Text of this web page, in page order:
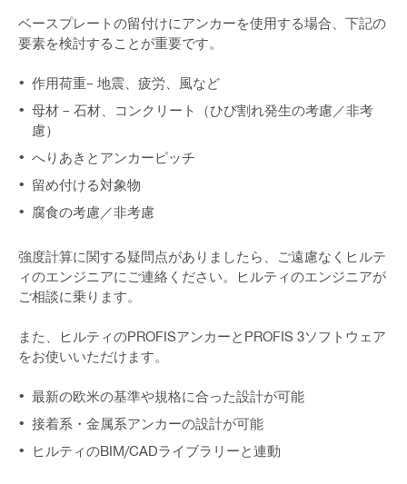
ベースプレートの留付けにアンカーを使用する場合、下記の
要素を検討することが重要です。
作用荷重– 地震、疲労、風など
母材 – 石材、コンクリート（ひび割れ発生の考慮／非考
慮）
へりあきとアンカーピッチ
留め付ける対象物
腐食の考慮／非考慮
強度計算に関する疑問点がありましたら、ご遠慮なくヒルテ
ィのエンジニアにご連絡ください。ヒルティのエンジニアが
ご相談に乗ります。
また、ヒルティのPROFISアンカーとPROFIS 3ソフトウェア
をお使いいただけます。
最新の欧米の基準や規格に合った設計が可能
接着系・金属系アンカーの設計が可能
ヒルティのBIM/CADライブラリーと連動